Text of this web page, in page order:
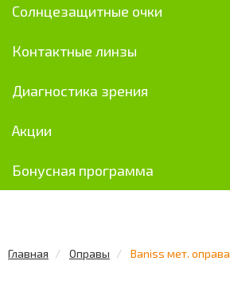
Солнцезащитные очки
Контактные линзы
Диагностика зрения
Акции
Бонусная программа
Главная Оправы Baniss мет. оправа